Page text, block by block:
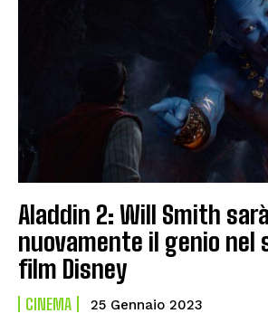
Aladdin 2: Will Smith sarà
nuovamente il genio nel
film Disney
CINEMA 25 Gennaio 2023